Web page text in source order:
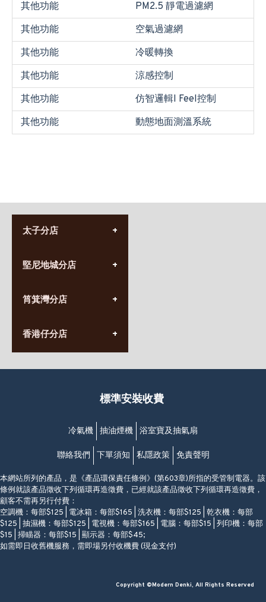
其他功能
PM2.5 靜電過濾網
其他功能
空氣過濾網
其他功能
冷暖轉換
其他功能
涼感控制
其他功能
仿智邏輯I Feel控制
其他功能
動態地面測溫系統
太子分店
營業時間:
九龍太子太子道西141號
堅尼地城分店
營業時間:
香港堅尼地城卑路乍街
(堅尼地城地鐵站B出口)
筲箕灣分店
營業時間:
(10:00am-20:30pm)
香港仔分店
營業時間:
香港香港仔成都道20-28號
(黃竹坑地鐵站轉4M專線小巴)
標準安裝收費
冷氣機 抽油煙機 浴室寶及抽氣扇
聯絡我們 下單須知 私隱政策 免責聲明
本網站所列的產品，是《產品環保責任條例》(第603章)所指的受管制電器。該
條例就該產品徵收下列循環再造徵費，已經就該產品徵收下列循環再造徵費，
顧客不需再另行付費：
空調機：每部$125 | 電冰箱：每部$165 | 洗衣機：每部$125 | 乾衣機：每部
$125 | 抽濕機：每部$125 | 電視機：每部$165 | 電腦：每部$15 | 列印機：每部
$15 | 掃瞄器：每部$15 | 顯示器：每部$45;
如需即日收舊機服務，需即場另付收機費 (現金支付)
Copyright ©Modern Denki, All Rights Reserved